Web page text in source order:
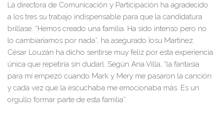
La directora de Comunicación y Participación ha agradecido
a los tres su trabajo indispensable para que la candidatura
brillase. “Hemos creado una familia. Ha sido intenso pero no
lo cambiaríamos por nada”, ha asegurado Iosu Martínez.
César Louzán ha dicho sentirse muy feliz por esta experiencia
única que repetiría sin dudarl. Según Ana Villa, “la fantasía
para mí empezó cuando Mark y Mery me pasaron la canción
y cada vez que la escuchaba me emocionaba más. Es un
orgullo formar parte de esta familia”.